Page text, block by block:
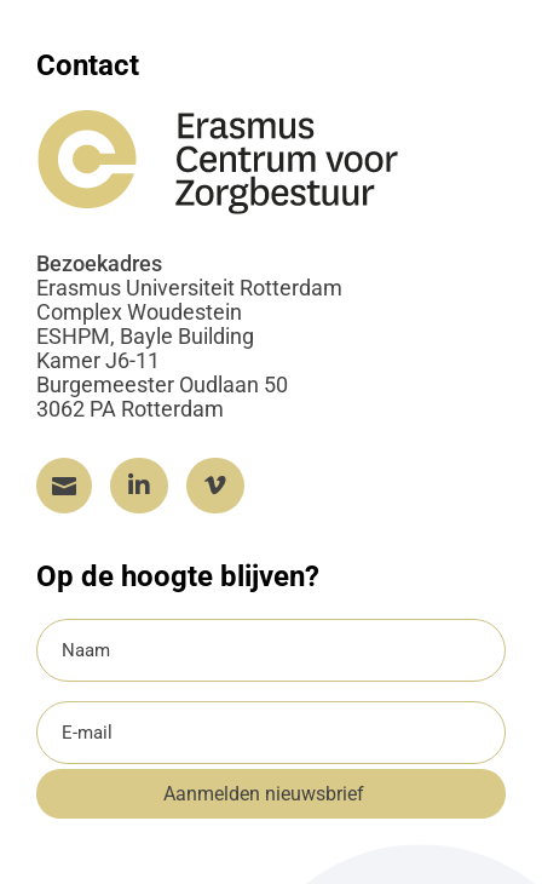
Contact
Bezoekadres
Erasmus Universiteit Rotterdam
Complex Woudestein
ESHPM, Bayle Building
Kamer J6-11
Burgemeester Oudlaan 50
3062 PA Rotterdam
  
Op de hoogte blijven?
Naam
(Vereist)
E-
mailadres
(Vereist) Aanmelden nieuwsbrief